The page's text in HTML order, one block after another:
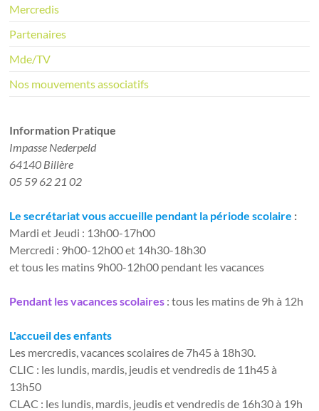
Mercredis
Partenaires
Mde/TV
Nos mouvements associatifs
Information Pratique​
Impasse Nederpeld
64140 Billère
05 59 62 21 02
Le secrétariat vous accueille pendant la période scolaire :
Mardi et Jeudi : 13h00-17h00
Mercredi : 9h00-12h00 et 14h30-18h30
et tous les matins 9h00-12h00 pendant les vacances
Pendant les vacances scolaires : tous les matins de 9h à 12h
L'accueil des enfants
Les mercredis, vacances scolaires de 7h45 à 18h30.
CLIC : les lundis, mardis, jeudis et vendredis de 11h45 à
13h50
CLAC : les lundis, mardis, jeudis et vendredis de 16h30 à 19h